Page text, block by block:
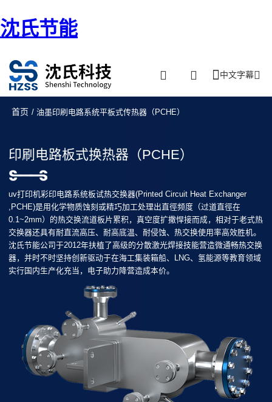
沈氏节能
中文字幕
首页 / 油墨印刷电路系统平板式传热器（PCHE）
印刷电路板式换热器（PCHE）
uv打印机彩印电路系统板试热交换器(Printed Circuit Heat Exchanger
,PCHE)是用化学物质蚀刻或精巧加工处理出直徑频度（过道直徑在
0.1~2mm）的热交换流道板片累积，真空度扩撒悍接而成，相对于老式热
交换器还具有耐直流高压、耐高底温、耐侵蚀、热交换使用率高效胜机。
沈氏节能公司于2012年扶植了高级的分散激光焊接技能营造微通畅热交换
器，并时不时坚持创新驱动于在海工集装箱船、LNG、氢能源等教育领域
实行国内生产化充当，电子助力降营造成本价。